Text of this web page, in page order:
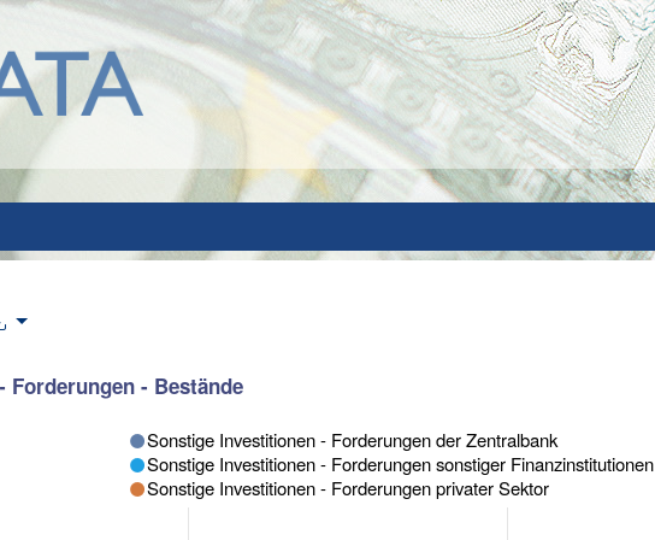
- Bestände
Sonstige Investitionen - Forderungen der Zentralbank
Sonstige Investitionen - Forderungen sonstiger Finanzinstitutionen
Sonstige Investitionen - Forderungen privater Sektor